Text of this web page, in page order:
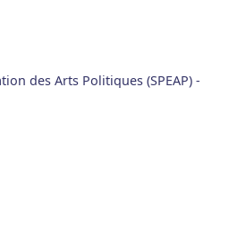
des Arts Politiques (SPEAP) -